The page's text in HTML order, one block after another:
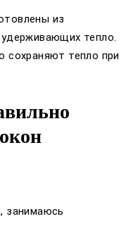
из
тепло.
сохраняют тепло при
занимаюсь